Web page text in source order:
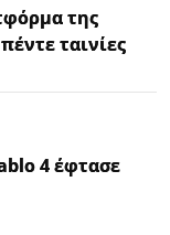
της
ταινίες
4 έφτασε